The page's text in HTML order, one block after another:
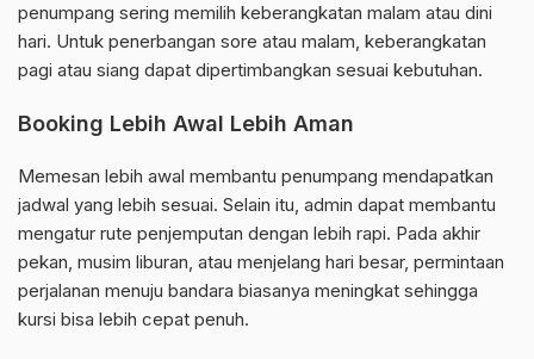
penumpang sering memilih keberangkatan malam atau dini
hari. Untuk penerbangan sore atau malam, keberangkatan
pagi atau siang dapat dipertimbangkan sesuai kebutuhan.
Booking Lebih Awal Lebih Aman
Memesan lebih awal membantu penumpang mendapatkan
jadwal yang lebih sesuai. Selain itu, admin dapat membantu
mengatur rute penjemputan dengan lebih rapi. Pada akhir
pekan, musim liburan, atau menjelang hari besar, permintaan
perjalanan menuju bandara biasanya meningkat sehingga
kursi bisa lebih cepat penuh.